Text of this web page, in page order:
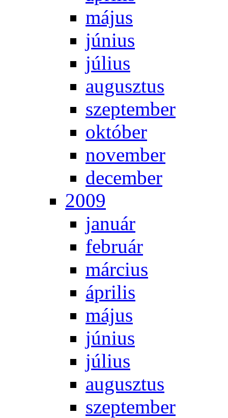
má­jus
jú­ni­us
jú­li­us
au­gusz­tus
szep­tem­ber
ok­tó­ber
no­vem­ber
de­cem­ber
2009
ja­nu­ár
feb­ru­ár
már­ci­us
áp­ri­lis
má­jus
jú­ni­us
jú­li­us
au­gusz­tus
szep­tem­ber